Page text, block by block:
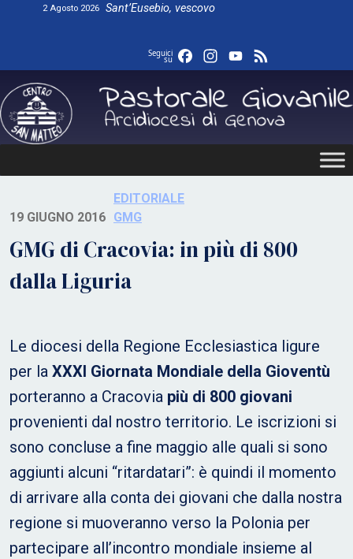
2 Agosto 2026 Sant’Eusebio, vescovo
Seguici
su FacebookInstagram
YouTube
19 GIUGNO 2016
EDITORIALE
GMG
GMG di Cracovia: in più di 800
dalla Liguria
Le diocesi della Regione Ecclesiastica ligure
per la XXXI Giornata Mondiale della Gioventù
porteranno a Cracovia più di 800 giovani
provenienti dal nostro territorio. Le iscrizioni si
sono concluse a fine maggio alle quali si sono
aggiunti alcuni “ritardatari”: è quindi il momento
di arrivare alla conta dei giovani che dalla nostra
regione si muoveranno verso la Polonia per
partecipare all’incontro mondiale insieme al